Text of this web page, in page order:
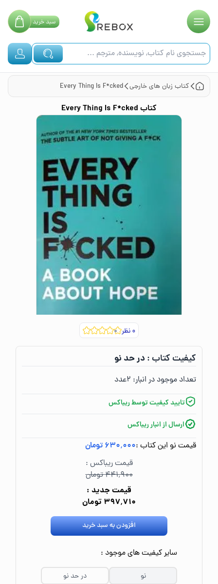
سبدخرید
کتاب زبان های خارجی Every Thing Is F*cked
کتاب Every Thing Is F*cked
۰نظر
کیفیت کتاب :‌در حد نو
تعداد موجود در انبار:‌ ۲عدد
تایید کیفیت توسط ریباکس
ارسال از انبار ریباکس
قیمت نو این کتاب :۶۳۰٬۰۰۰ تومان
قیمت ریباکس :
۴۴۱٬۹۰۰ تومان
قیمت جدید :
۳۹۷٬۷۱۰ تومان
افزودن به سبد خرید
سایر کیفیت های موجود :
نو
در حد نو